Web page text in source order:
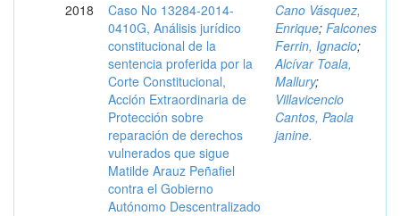
2018
Caso No 13284-2014-
0410G, Análisis jurídico
constitucional de la
sentencia proferida por la
Corte Constitucional,
Acción Extraordinaria de
Protección sobre
reparación de derechos
vulnerados que sigue
Matilde Arauz Peñafiel
contra el Gobierno
Autónomo Descentralizado
Cano Vásquez,
Enrique; Falcones
Ferrin, Ignacio;
Alcívar Toala,
Mallury;
Villavicencio
Cantos, Paola
janine.